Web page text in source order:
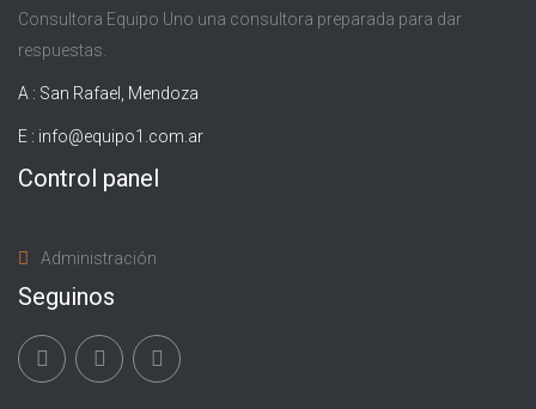
Consultora Equipo Uno una consultora preparada para dar
respuestas.
A : San Rafael, Mendoza
E : info@equipo1.com.ar
Control panel
Administración
Seguinos